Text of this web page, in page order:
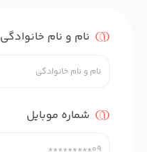
نام و نام خانوادگی
شماره موبایل